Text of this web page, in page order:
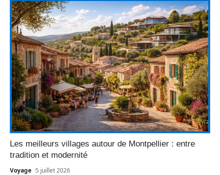
Les meilleurs villages autour de Montpellier : entre
tradition et modernité
Voyage 5 juillet 2026